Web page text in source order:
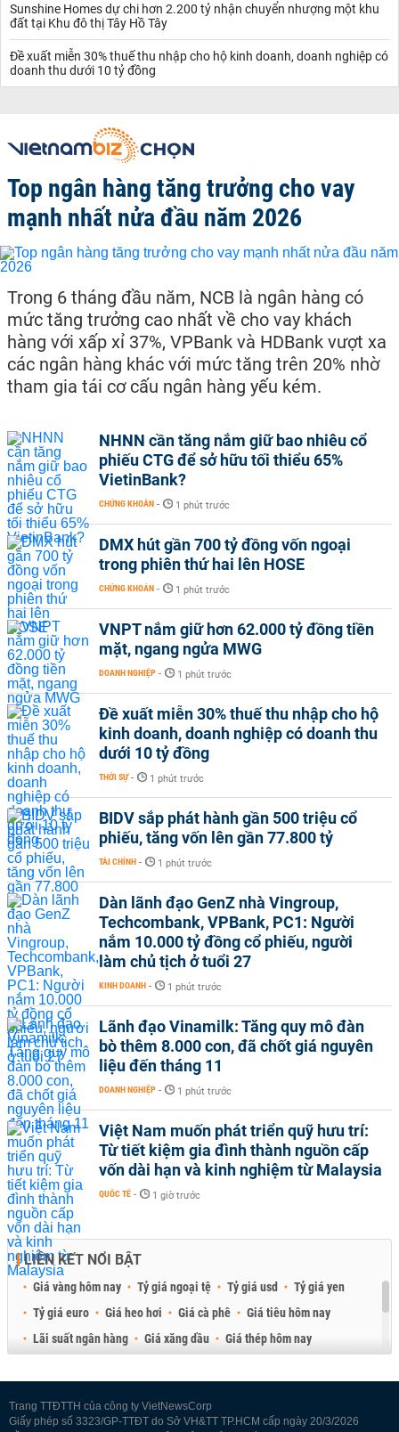
Sunshine Homes dự chi hơn 2.200 tỷ nhận chuyển nhượng một khu
đất tại Khu đô thị Tây Hồ Tây
Đề xuất miễn 30% thuế thu nhập cho hộ kinh doanh, doanh nghiệp có
doanh thu dưới 10 tỷ đồng
Top ngân hàng tăng trưởng cho vay
mạnh nhất nửa đầu năm 2026
Trong 6 tháng đầu năm, NCB là ngân hàng có
mức tăng trưởng cao nhất về cho vay khách
hàng với xấp xỉ 37%, VPBank và HDBank vượt xa
các ngân hàng khác với mức tăng trên 20% nhờ
tham gia tái cơ cấu ngân hàng yếu kém.
NHNN cần tăng nắm giữ bao nhiêu cổ
phiếu CTG để sở hữu tối thiểu 65%
VietinBank?
CHỨNG KHOÁN - 1 phút trước
DMX hút gần 700 tỷ đồng vốn ngoại
trong phiên thứ hai lên HOSE
CHỨNG KHOÁN - 1 phút trước
VNPT nắm giữ hơn 62.000 tỷ đồng tiền
mặt, ngang ngửa MWG
DOANH NGHIỆP - 1 phút trước
Đề xuất miễn 30% thuế thu nhập cho hộ
kinh doanh, doanh nghiệp có doanh thu
dưới 10 tỷ đồng
THỜI SỰ - 1 phút trước
BIDV sắp phát hành gần 500 triệu cổ
phiếu, tăng vốn lên gần 77.800 tỷ
TÀI CHÍNH - 1 phút trước
Dàn lãnh đạo GenZ nhà Vingroup,
Techcombank, VPBank, PC1: Người
nắm 10.000 tỷ đồng cổ phiếu, người
làm chủ tịch ở tuổi 27
KINH DOANH - 1 phút trước
Lãnh đạo Vinamilk: Tăng quy mô đàn
bò thêm 8.000 con, đã chốt giá nguyên
liệu đến tháng 11
DOANH NGHIỆP - 1 phút trước
Việt Nam muốn phát triển quỹ hưu trí:
Từ tiết kiệm gia đình thành nguồn cấp
vốn dài hạn và kinh nghiệm từ Malaysia
QUỐC TẾ - 1 giờ trước
LIÊN KẾT NỔI BẬT
Giá vàng hôm nay Tỷ giá ngoại tệ Tỷ giá usd
Tỷ giá yen
Tỷ giá euro
Giá heo hơi Giá cà phê
Giá tiêu hôm nay
Lãi suất ngân hàng
Giá xăng dầu
Giá thép hôm nay
Trang TTĐTTH của công ty VietNewsCorp
Giấy phép số 3323/GP-TTĐT do Sở VH&TT TP.HCM cấp ngày 20/3/2026